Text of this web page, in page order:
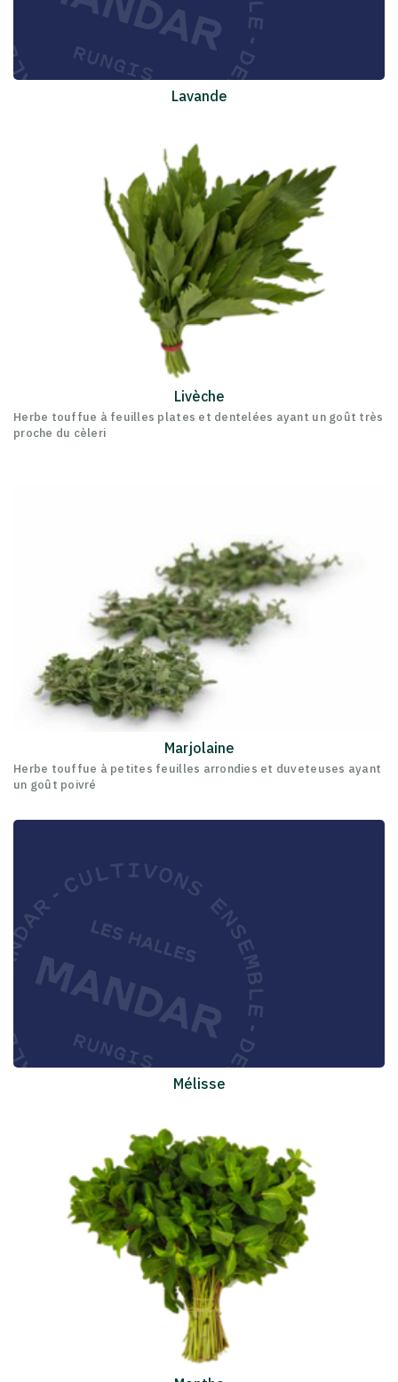
Lavande
Livèche
Herbe touffue à feuilles plates et dentelées ayant un goût très
proche du cèleri
Marjolaine
Herbe touffue à petites feuilles arrondies et duveteuses ayant
un goût poivré
Mélisse